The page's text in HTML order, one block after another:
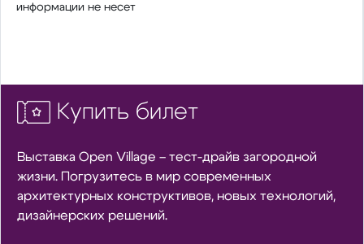
информации не несет
Купить билет
Выставка Open Village – тест-драйв загородной
жизни. Погрузитесь в мир современных
архитектурных конструктивов, новых технологий,
дизайнерских решений.